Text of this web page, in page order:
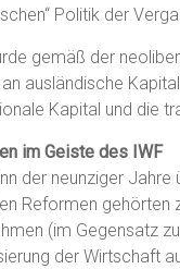
Politik der
gemäß der
ausländische
Kapital und die
im Geiste des IWF
der neunziger
Reformen gehörten
(im Gegensatz
der Wirtschaft